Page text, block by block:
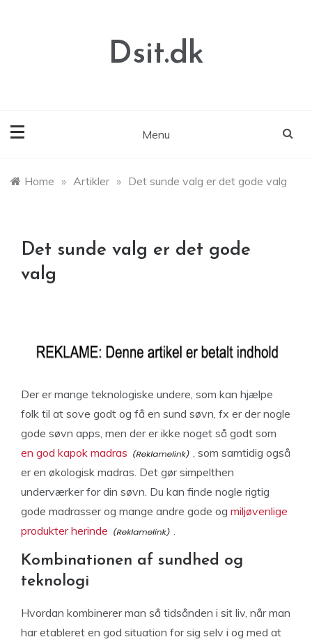
Dsit.dk
Menu
Home » Artikler » Det sunde valg er det gode valg
Det sunde valg er det gode
valg
Der er mange teknologiske undere, som kan hjælpe
folk til at sove godt og få en sund søvn, fx er der nogle
gode søvn apps, men der er ikke noget så godt som
en god kapok madras
, som samtidig også
er en økologisk madras. Det gør simpelthen
underværker for din søvn. Du kan finde nogle rigtig
gode madrasser og mange andre gode og miljøvenlige
produkter herinde
.
Kombinationen af sundhed og
teknologi
Hvordan kombinerer man så tidsånden i sit liv, når man
har etableret en god situation for sig selv i og med at